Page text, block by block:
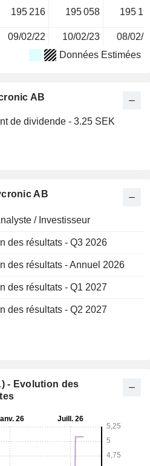
195 216 195 058 195
09/02/22 10/02/23 08/02/
Données Estimées
AB
de dividende - 3.25 SEK
AB
/ Investisseur
des résultats - Q3 2026
des résultats - Annuel 2026
des résultats - Q1 2027
des résultats - Q2 2027
- Evolution des